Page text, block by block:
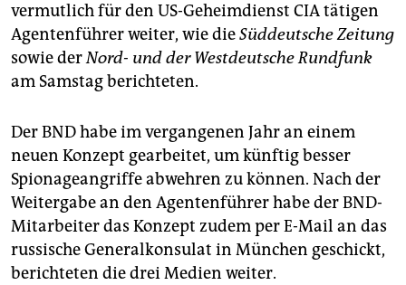
vermutlich für den US-Geheimdienst CIA tätigen
Agentenführer weiter, wie dieSüddeutsche Zeitung
sowie derNord- und der Westdeutsche Rundfunk
am Samstag berichteten.
Der BND habe im vergangenen Jahr an einem
neuen Konzept gearbeitet, um künftig besser
Spionageangriffe abwehren zu können. Nach der
Weitergabe an den Agentenführer habe der BND-
Mitarbeiter das Konzept zudem per E-Mail an das
russische Generalkonsulat in München geschickt,
berichteten die drei Medien weiter.